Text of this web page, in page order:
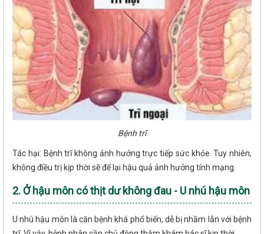
Bệnh trĩ
Tác hại: Bệnh trĩ không ảnh hưởng trực tiếp sức khỏe. Tuy nhiên,
không điều trị kịp thời sẽ để lại hậu quả ảnh hưởng tính mạng.
2. Ở hậu môn có thịt dư không đau - U nhú hậu môn
U nhú hậu môn là căn bệnh khá phổ biến, dễ bị nhầm lẫn với bệnh